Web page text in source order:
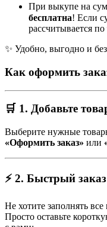
При выкупе на
бесплатна! Если
рассчитывается
✨ Удобно, выгодно и
Как оформить
🛒 1. Добавьте
Выберите нужные
«Оформить заказ» или
⚡ 2. Быстрый заказ
Не хотите заполнять все
Просто оставьте